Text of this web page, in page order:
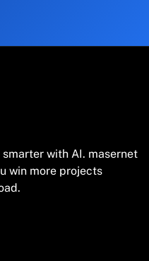
with AI. masernet
win more projects